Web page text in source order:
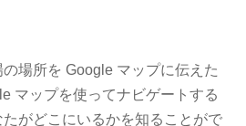
場所を Google マップに伝えた
マップを使ってナビゲートする
がどこにいるかを知ることがで